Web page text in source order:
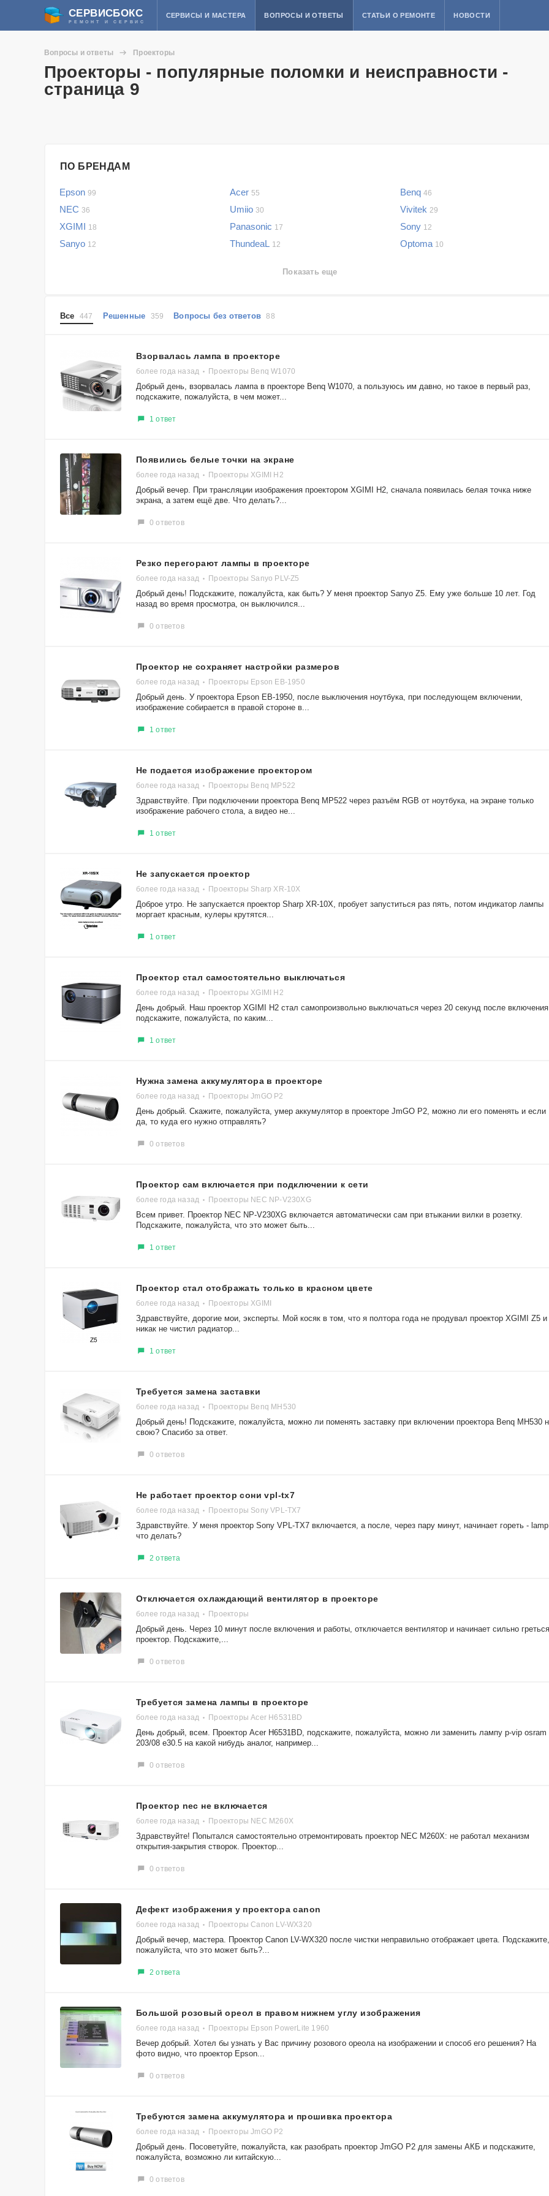
СЕРВИСБОКС
РЕМОНТ И СЕРВИС
СЕРВИСЫ И МАСТЕРА ВОПРОСЫ И ОТВЕТЫ СТАТЬИ О РЕМОНТЕ НОВОСТИ
Вопросы и ответы Проекторы
Проекторы - популярные поломки и неисправности -
страница 9
ПО БРЕНДАМ
Epson 99 Acer 55 Benq 46
NEC 36 Umiio 30 Vivitek 29
XGIMI 18 Panasonic 17 Sony 12
Sanyo 12 ThundeaL 12 Optoma 10
Показать еще
Все 447 Решенные 359 Вопросы без ответов88
Взорвалась лампа в проекторе
более года назад Проекторы Benq W1070
Добрый день, взорвалась лампа в проекторе Benq W1070, а пользуюсь им давно, но такое в первый раз,
подскажите, пожалуйста, в чем может...
1 ответ
Появились белые точки на экране
более года назад Проекторы XGIMI H2
Добрый вечер. При трансляции изображения проектором XGIMI H2, сначала появилась белая точка ниже
экрана, а затем ещё две. Что делать?...
0 ответов
Резко перегорают лампы в проекторе
более года назад Проекторы Sanyo PLV-Z5
Добрый день! Подскажите, пожалуйста, как быть? У меня проектор Sanyo Z5. Ему уже больше 10 лет. Год
назад во время просмотра, он выключился...
0 ответов
Проектор не сохраняет настройки размеров
более года назад Проекторы Epson EB-1950
Добрый день. У проектора Epson EB-1950, после выключения ноутбука, при последующем включении,
изображение собирается в правой стороне в...
1 ответ
Не подается изображение проектором
более года назад Проекторы Benq MP522
Здравствуйте. При подключении проектора Benq MP522 через разъём RGB от ноутбука, на экране только
изображение рабочего стола, а видео не...
1 ответ
Не запускается проектор
более года назад Проекторы Sharp XR-10X
Доброе утро. Не запускается проектор Sharp XR-10X, пробует запуститься раз пять, потом индикатор лампы
моргает красным, кулеры крутятся...
1 ответ
Проектор стал самостоятельно выключаться
более года назад Проекторы XGIMI H2
День добрый. Наш проектор XGIMI H2 стал самопроизвольно выключаться через 20 секунд после
подскажите, пожалуйста, по каким...
1 ответ
Нужна замена аккумулятора в проекторе
более года назад Проекторы JmGO P2
День добрый. Скажите, пожалуйста, умер аккумулятор в проекторе JmGO P2, можно ли его поменять и если
да, то куда его нужно отправлять?
0 ответов
Проектор сам включается при подключении к сети
более года назад Проекторы NEC NP-V230XG
Всем привет. Проектор NEC NP-V230XG включается автоматически сам при втыкании вилки в розетку.
Подскажите, пожалуйста, что это может быть...
1 ответ
Проектор стал отображать только в красном цвете
более года назад Проекторы XGIMI
Здравствуйте, дорогие мои, эксперты. Мой косяк в том, что я полтора года не продувал проектор XGIMI Z5 и
никак не чистил радиатор...
1 ответ
Требуется замена заставки
более года назад Проекторы Benq MH530
Добрый день! Подскажите, пожалуйста, можно ли поменять заставку при включении проектора Benq MH530
свою? Спасибо за ответ.
0 ответов
Не работает проектор сони vpl-tx7
более года назад Проекторы Sony VPL-TX7
Здравствуйте. У меня проектор Sony VPL-TX7 включается, а после, через пару минут, начинает гореть -
что делать?
2 ответа
Отключается охлаждающий вентилятор в проекторе
более года назад Проекторы
Добрый день. Через 10 минут после включения и работы, отключается вентилятор и начинает сильно греться
проектор. Подскажите,...
0 ответов
Требуется замена лампы в проекторе
более года назад Проекторы Acer H6531BD
День добрый, всем. Проектор Acer H6531BD, подскажите, пожалуйста, можно ли заменить лампу p-vip osram
203/08 e30.5 на какой нибудь аналог, например...
0 ответов
Проектор nec не включается
более года назад Проекторы NEC M260X
Здравствуйте! Попытался самостоятельно отремонтировать проектор NEC M260X: не работал механизм
открытия-закрытия створок. Проектор...
0 ответов
Дефект изображения у проектора canon
более года назад Проекторы Canon LV-WX320
Добрый вечер, мастера. Проектор Canon LV-WX320 после чистки неправильно отображает цвета. Подскажите,
пожалуйста, что это может быть?...
2 ответа
Большой розовый ореол в правом нижнем углу изображения
более года назад Проекторы Epson PowerLite 1960
Вечер добрый. Хотел бы узнать у Вас причину розового ореола на изображении и способ его решения? На
фото видно, что проектор Epson...
0 ответов
Требуются замена аккумулятора и прошивка проектора
более года назад Проекторы JmGO P2
Добрый день. Посоветуйте, пожалуйста, как разобрать проектор JmGO P2 для замены АКБ и подскажите,
пожалуйста, возможно ли китайскую...
0 ответов